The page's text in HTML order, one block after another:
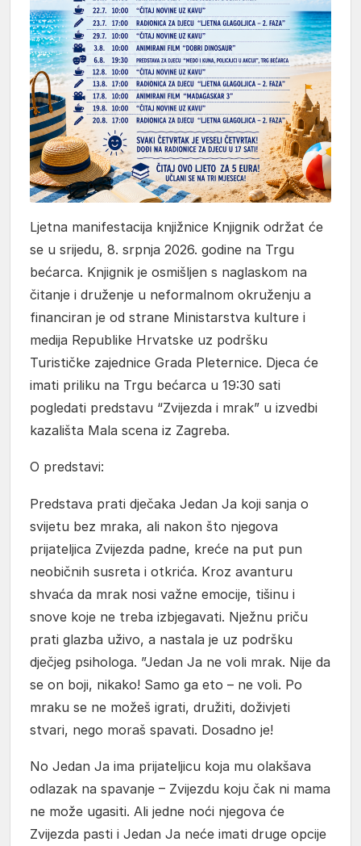
Ljetna manifestacija knjižnice Knjignik održat će
se u srijedu, 8. srpnja 2026. godine na Trgu
bećarca. Knjignik je osmišljen s naglaskom na
čitanje i druženje u neformalnom okruženju a
financiran je od strane Ministarstva kulture i
medija Republike Hrvatske uz podršku
Turističke zajednice Grada Pleternice. Djeca će
imati priliku na Trgu bećarca u 19:30 sati
pogledati predstavu “Zvijezda i mrak” u izvedbi
kazališta Mala scena iz Zagreba.
O predstavi:
Predstava prati dječaka Jedan Ja koji sanja o
svijetu bez mraka, ali nakon što njegova
prijateljica Zvijezda padne, kreće na put pun
neobičnih susreta i otkrića. Kroz avanturu
shvaća da mrak nosi važne emocije, tišinu i
snove koje ne treba izbjegavati. Nježnu priču
prati glazba uživo, a nastala je uz podršku
dječjeg psihologa. ”Jedan Ja ne voli mrak. Nije da
se on boji, nikako! Samo ga eto – ne voli. Po
mraku se ne možeš igrati, družiti, doživjeti
stvari, nego moraš spavati. Dosadno je!
No Jedan Ja ima prijateljicu koja mu olakšava
odlazak na spavanje – Zvijezdu koju čak ni mama
ne može ugasiti. Ali jedne noći njegova će
Zvijezda pasti i Jedan Ja neće imati druge opcije